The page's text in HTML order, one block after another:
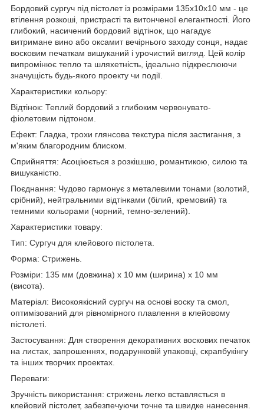
Бордовий сургуч під пістолет із розмірами 135x10x10 мм - це
втілення розкоші, пристрасті та витонченої елегантності. Його
глибокий, насичений бордовий відтінок, що нагадує
витримане вино або оксамит вечірнього заходу сонця, надає
восковим печаткам вишуканий і урочистий вигляд. Цей колір
випромінює тепло та шляхетність, ідеально підкреслюючи
значущість будь-якого проекту чи події.
Характеристики кольору:
Відтінок: Теплий бордовий з глибоким червонувато-
фіолетовим підтоном.
Ефект: Гладка, трохи глянсова текстура після застигання, з
м'яким благородним блиском.
Сприйняття: Асоціюється з розкішшю, романтикою, силою та
вишуканістю.
Поєднання: Чудово гармонує з металевими тонами (золотий,
срібний), нейтральними відтінками (білий, кремовий) та
темними кольорами (чорний, темно-зелений).
Характеристики товару:
Тип: Сургуч для клейового пістолета.
Форма: Стрижень.
Розміри: 135 мм (довжина) х 10 мм (ширина) х 10 мм
(висота).
Матеріал: Високоякісний сургуч на основі воску та смол,
оптимізований для рівномірного плавлення в клейовому
пістолеті.
Застосування: Для створення декоративних воскових печаток
на листах, запрошеннях, подарунковій упаковці, скрапбукінгу
та інших творчих проектах.
Переваги:
Зручність використання: стрижень легко вставляється в
клейовий пістолет, забезпечуючи точне та швидке нанесення.